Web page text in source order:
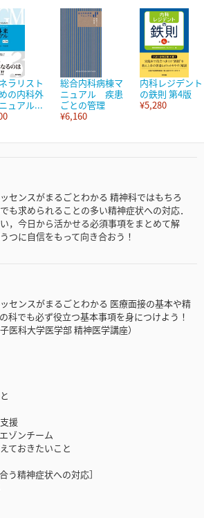
ラリスト
の内科外
ュアル...
総合内科病棟マ
ニュアル 疾患
ごとの管理
¥6,160
内科レジデント
の鉄則 第4版
¥5,280
センスがまるごとわかる 精神科ではもちろ
も求められることの多い精神症状への対応．
，今日から活かせる必須事項をまとめて解
つに自信をもって向き合おう！
センスがまるごとわかる 医療面接の基本や精
科でも必ず役立つ基本事項を身につけよう！
医科大学医学部 精神医学講座）
援
ゾンチーム
ておきたいこと
う精神症状への対応］